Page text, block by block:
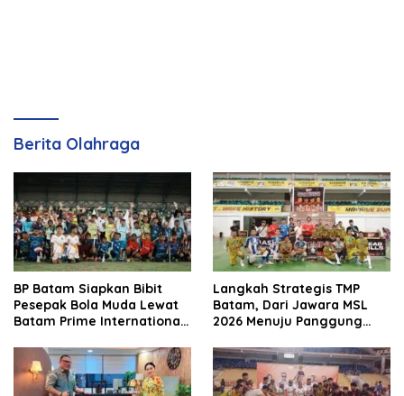
Berita Olahraga
BP Batam Siapkan Bibit
Pesepak Bola Muda Lewat
Batam Prime International
Langkah Strategis TMP
Batam, Dari Jawara MSL
2026 Menuju Panggung